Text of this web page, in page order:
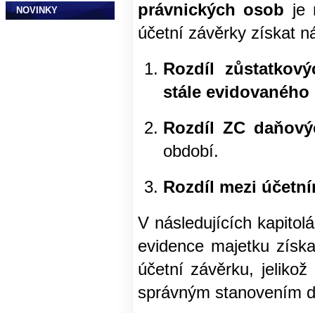
NOVINKY
právnických osob je
účetní závěrky získat
Rozdíl
stále evidovaného
Rozdíl ZC
období.
Rozdíl mezi
V následujících
evidence majetku
účetní závěrku,
správným stanovením